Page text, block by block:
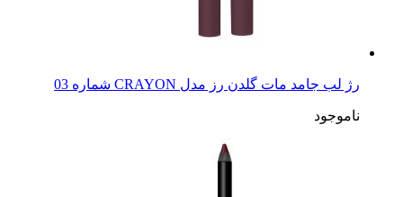
رژ لب جامد مات گلدن رز مدل CRAYON شماره 03
ناموجود